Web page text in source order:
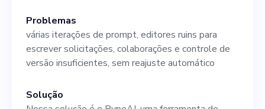
www.pypeai.com e envie seu
currículo hoje mesmo!
Problemas
várias iterações de prompt, editores ruins para
escrever solicitações, colaborações e controle de
versão insuficientes, sem reajuste automático
Solução